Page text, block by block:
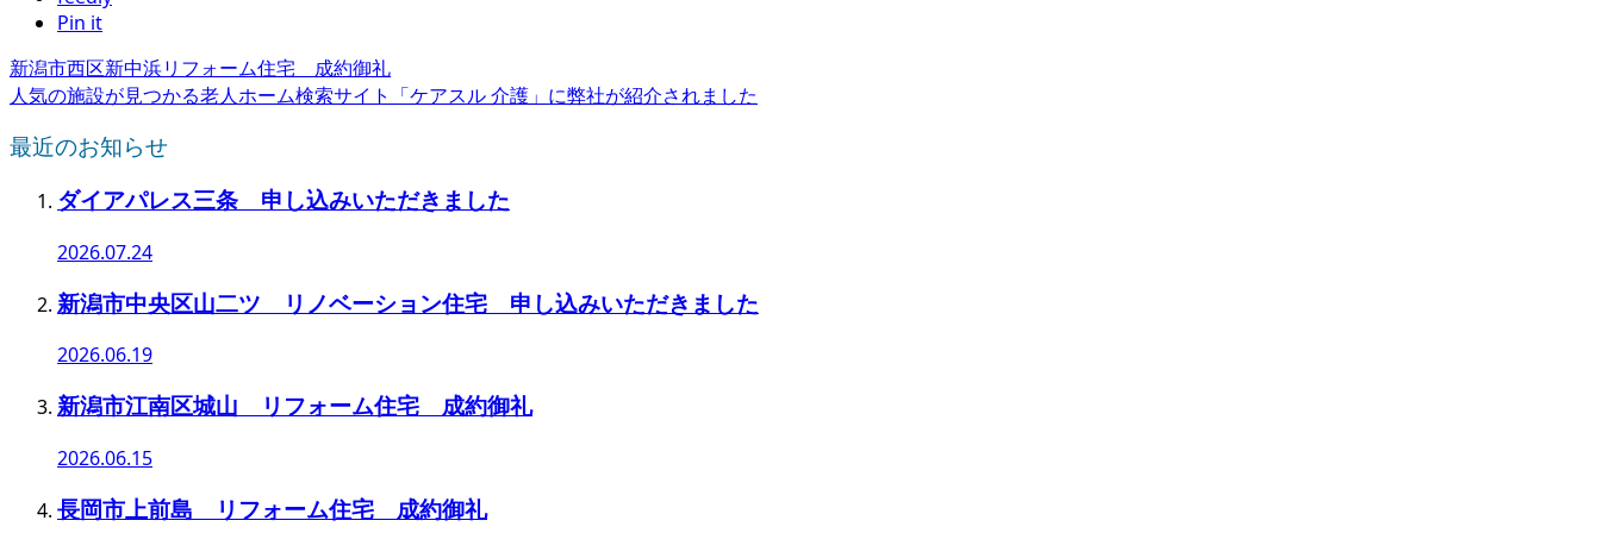
Pin it
新潟市西区新中浜リフォーム住宅 成約御礼
人気の施設が見つかる老人ホーム検索サイト「ケアスル 介護」に弊社が紹介されました
最近のお知らせ
ダイアパレス三条 申し込みいただきました
2026.07.24
新潟市中央区山二ツ リノベーション住宅 申し込みいただきました
2026.06.19
新潟市江南区城山 リフォーム住宅 成約御礼
2026.06.15
長岡市上前島 リフォーム住宅 成約御礼